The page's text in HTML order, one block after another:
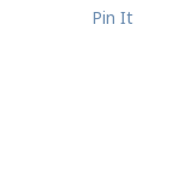
Pin It